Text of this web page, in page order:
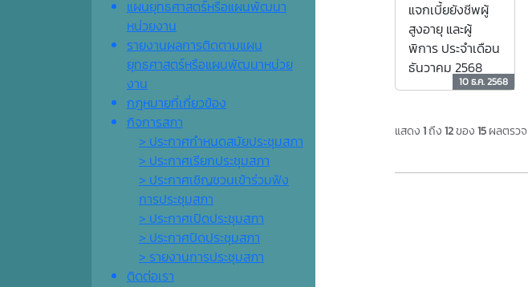
แผนยุทธศาสตร์หรือแผนพัฒนา
หน่วยงาน
รายงานผลการติดตามแผน
ยุทธศาสตร์หรือแผนพัฒนาหน่วย
งาน
กฎหมายที่เกี่ยวข้อง
กิจการสภา
> ประกาศกำหนดสมัยประชุมสภา
> ประกาศเรียกประชุมสภา
> ประกาศเชิญชวนเข้าร่วมฟัง
การประชุมสภา
> ประกาศเปิดประชุมสภา
> ประกาศปิดประชุมสภา
> รายงานการประชุมสภา
ติดต่อเรา
แจกเบี้ยยังชีพผู้
สูงอายุ และผู้
พิการ ประจำเดือน
ธันวาคม 2568
10 ธ.ค. 2568
แสดง1ถึง12ของ15ผลตรวจ